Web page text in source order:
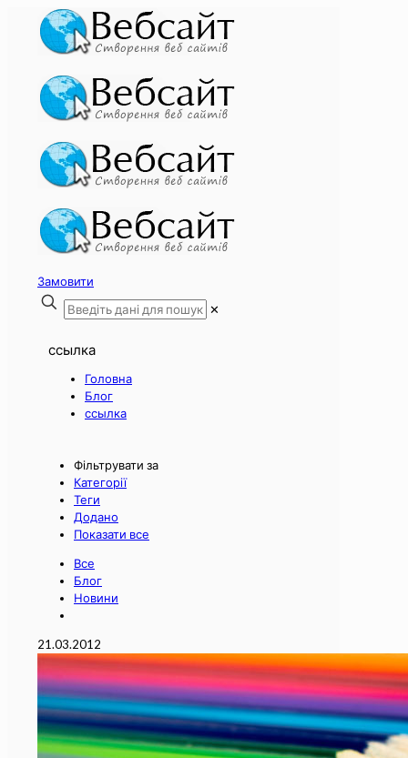
Замовити
✕
ссылка
Головна
Блог
ссылка
Фільтрувати за
Категорії
Теги
Додано
Показати все
Все
Блог
Новини
21.03.2012